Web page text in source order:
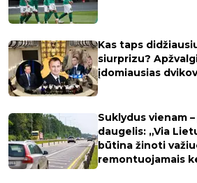
Kas taps
siurprizu?
įdomiausias
Suklydus vienam
daugelis: „Via
būtina žinoti
remontuojamais